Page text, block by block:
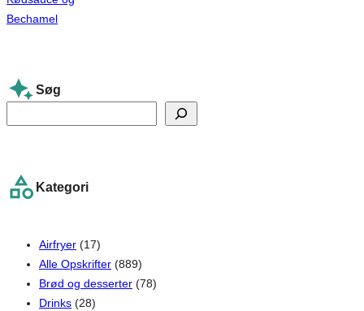
Søg
e
c
Kategori
Airfryer (17)
Alle Opskrifter (889)
Brød og desserter (78)
Drinks (28)